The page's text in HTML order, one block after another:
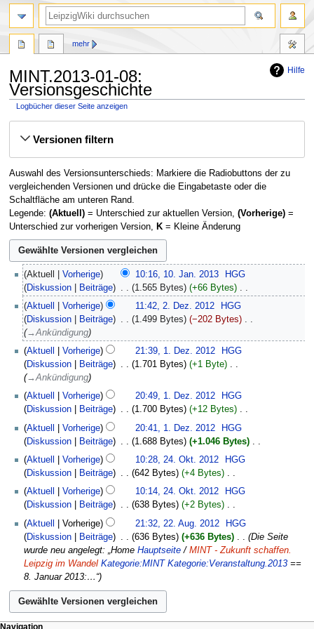
Hilfe
MINT.2013-01-08:
Versionsgeschichte
Logbücher dieser Seite anzeigen
Navigation
SucheVersionen filtern
Auswahl des Versionsunterschieds: Markiere die Radiobuttons der zu
vergleichenden Versionen und drücke die Eingabetaste oder die
Schaltfläche am unteren Rand.
Legende: (Aktuell)= Unterschied zur aktuellen Version, (Vorherige)=
Unterschied zur vorherigen Version, K= Kleine Änderung
Januar
2013
Aktuell Vorherige 10:16, 10. Jan. 2013
HGG
Diskussion
Beiträge 1.565 Bytes +66 Bytes ‎
K
e
n
e
B
e
a
r
e
i
t
u
n
g
z
u
s
a
m
m
e
n
Dezember
2012
Aktuell Vorherige 11:42, 2. Dez. 2012
HGG
Diskussion
Beiträge 1.499 Bytes −202 Bytes ‎
→‎Ankündigung
1.
Dezember
2012
Aktuell Vorherige 21:39, 1. Dez. 2012
HGG
Diskussion
Beiträge 1.701 Bytes +1 Byte ‎
→‎Ankündigung
Aktuell
Vorherige 20:49, 1. Dez. 2012
HGG
Diskussion
Beiträge 1.700 Bytes +12 Bytes ‎
K
e
n
e
B
e
r
b
e
i
t
u
g
Aktuell Vorherige 20:41, 1. Dez. 2012
HGG
Diskussion
Beiträge 1.688 Bytes +1.046 Bytes ‎
K
e
n
e
B
e
a
r
b
i
t
Oktober
Aktuell Vorherige 10:28, 24. Okt. 2012
HGG
Diskussion
Beiträge 642 Bytes +4 Bytes ‎
K
e
n
e
B
e
a
r
b
e
Aktuell Vorherige 10:14, 24. Okt. 2012
HGG
Diskussion
Beiträge 638 Bytes +2 Bytes ‎
K
e
n
e
e
a
r
August
2012
Aktuell Vorherige 21:32, 22. Aug. 2012
HGG
Diskussion
Beiträge 636 Bytes +636 Bytes ‎
Die Seite
wurde neu angelegt: „Home Hauptseite / MINT - Zukunft schaffen.
Leipzig im Wandel Kategorie:MINT Kategorie:Veranstaltung.2013 ==
8. Januar 2013:…“
mehr
Navigation